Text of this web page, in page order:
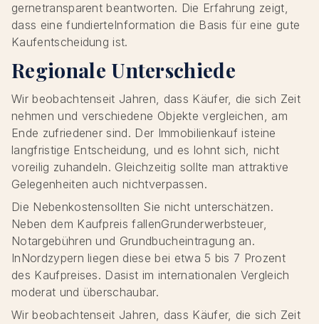
gernetransparent beantworten. Die Erfahrung zeigt,
dass eine fundierteInformation die Basis für eine gute
Kaufentscheidung ist.
Regionale Unterschiede
Wir beobachtenseit Jahren, dass Käufer, die sich Zeit
nehmen und verschiedene Objekte vergleichen, am
Ende zufriedener sind. Der Immobilienkauf isteine
langfristige Entscheidung, und es lohnt sich, nicht
voreilig zuhandeln. Gleichzeitig sollte man attraktive
Gelegenheiten auch nichtverpassen.
Die Nebenkostensollten Sie nicht unterschätzen.
Neben dem Kaufpreis fallenGrunderwerbsteuer,
Notargebühren und Grundbucheintragung an.
InNordzypern liegen diese bei etwa 5 bis 7 Prozent
des Kaufpreises. Dasist im internationalen Vergleich
moderat und überschaubar.
Wir beobachtenseit Jahren, dass Käufer, die sich Zeit